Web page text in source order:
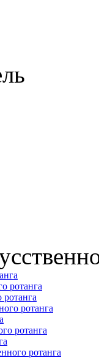
ротанга
ротанга
ротанга
ротанга
ротанга